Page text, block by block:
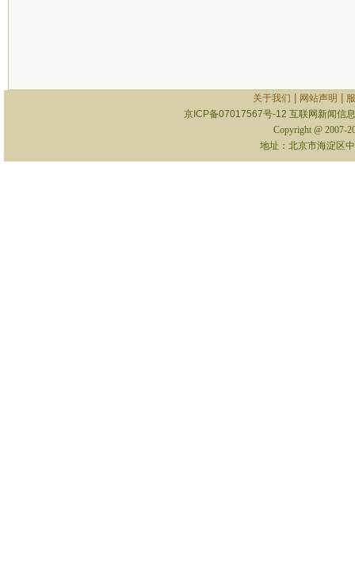
关于我们 网站声明
京ICP备07017567号-12 互联网新闻信
Copyright @ 2007-
地址：北京市海淀区